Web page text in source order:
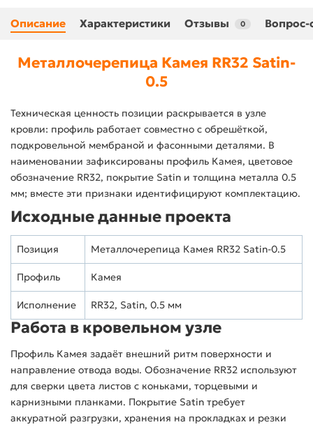
Описание Характеристики Отзывы 0 Вопрос-
Металлочерепица Камея RR32 Satin-
0.5
Техническая ценность позиции раскрывается в узле
кровли: профиль работает совместно с обрешёткой,
подкровельной мембраной и фасонными деталями. В
наименовании зафиксированы профиль Камея, цветовое
обозначение RR32, покрытие Satin и толщина металла 0.5
мм; вместе эти признаки идентифицируют комплектацию.
Исходные данные проекта
Позиция Металлочерепица Камея RR32 Satin-0.5
Профиль Камея
Исполнение RR32, Satin, 0.5 мм
Работа в кровельном узле
Профиль Камея задаёт внешний ритм поверхности и
направление отвода воды. Обозначение RR32 используют
для сверки цвета листов с коньками, торцевыми и
карнизными планками. Покрытие Satin требует
аккуратной разгрузки, хранения на прокладках и резки